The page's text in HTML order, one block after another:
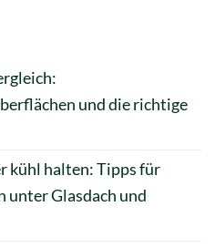
und die richtige
kühl halten: Tipps für
unter Glasdach und